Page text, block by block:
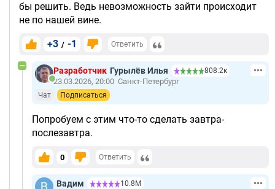
бы решить. Ведь невозможность зайти происходит
не по нашей вине.
+3 / -1 Ответить
Разработчик Гурылёв Илья 808.2к
23.03.2026, 20:00 Санкт-Петербург
Чат Подписаться
Попробуем с этим что-то сделать завтра-
послезавтра.
0 Ответить
Вадим 10.8М